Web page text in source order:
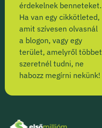
érdekelnek benneteket.
Ha van egy cikkötleted,
amit szívesen olvasnál
a blogon, vagy egy
terület, amelyről többet
szeretnél tudni, ne
habozz megírni nekünk!